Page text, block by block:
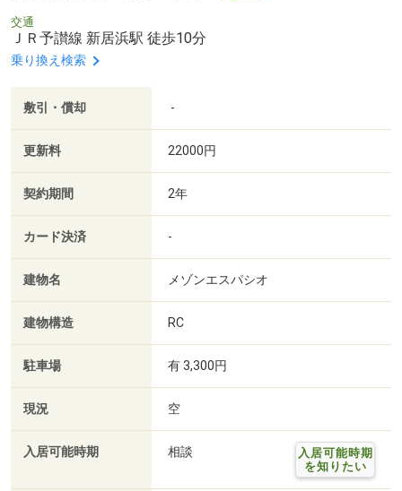
交通
ＪＲ予讃線 新居浜駅 徒歩10分
乗り換え検索
敷引・償却 -
更新料 22000円
契約期間 2年
カード決済 -
建物名 メゾンエスパシオ
建物構造 RC
駐車場 有 3,300円
現況 空
入居可能時期 相談
入居可能時期
を知りたい